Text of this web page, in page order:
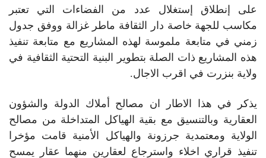
على إنطلاق إستغلال عدد من الفضاءات التي تعتبر
مكاسب للجهة خاصة دار الثقافة ماطر غزالة ووفق جدول
زمني في متابعة ملموسة لهذه المشاريع مع متابعة تنفيذ
هذه المشاريع ذات الصلة بتطوير البنية التحتية الثقافية في
ولاية بنزرت في اقرب الاجال.
يذكر في هذا الاطار ان مصالح أملاك الدولة والشؤون
العقارية وبالتنسيق مع بقية الهياكل المتداخلة من مصالح
الولاية ومعتمدية جرزونة والهياكل الأمنية قامت مؤخرا
تنفيذ قراري اخلاء واسترجاع لعقارين منهما عقار يمسح